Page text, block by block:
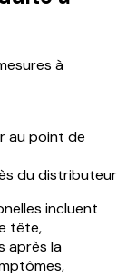
à
au point de
du distributeur
incluent
tête,
après la